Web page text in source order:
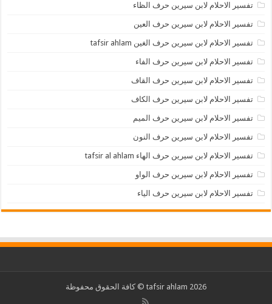
تفسير الاحلام لابن سيرين حرف الظاء
تفسير الاحلام لابن سيرين حرف العين
تفسير الاحلام لابن سيرين حرف الغين tafsir ahlam
تفسير الاحلام لابن سيرين حرف الفاء
تفسير الاحلام لابن سيرين حرف القاف
تفسير الاحلام لابن سيرين حرف الكاف
تفسير الاحلام لابن سيرين حرف الميم
تفسير الاحلام لابن سيرين حرف النون
تفسير الاحلام لابن سيرين حرف الهاء tafsir al ahlam
تفسير الاحلام لابن سيرين حرف الواو
تفسير الاحلام لابن سيرين حرف الياء
2026 tafsir ahlam © كافة الحقوق محفوظة